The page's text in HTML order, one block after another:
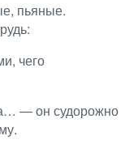
пьяные.
чего
— он судорожно